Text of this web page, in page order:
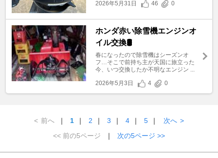
2026年5月31日 46 0
ホンダ赤い除雪機エンジンオ
イル交換🛢️
春になったので除雪機はシーズンオ
フ…そこで前持ち主が天国に旅立った
今、いつ交換したか不明なエンジン ...
2026年5月3日
4 0
< 前へ ｜ 1 ｜ 2 ｜ 3 ｜ 4 ｜ 5 ｜ 次へ >
<< 前の5ページ
｜ 次の5ページ >>